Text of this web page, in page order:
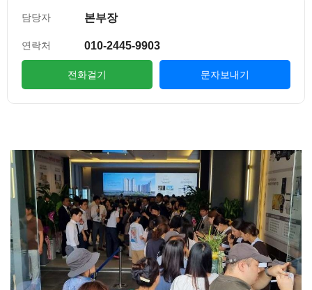
담당자 본부장
연락처 010-2445-9903
전화걸기 문자보내기
본문